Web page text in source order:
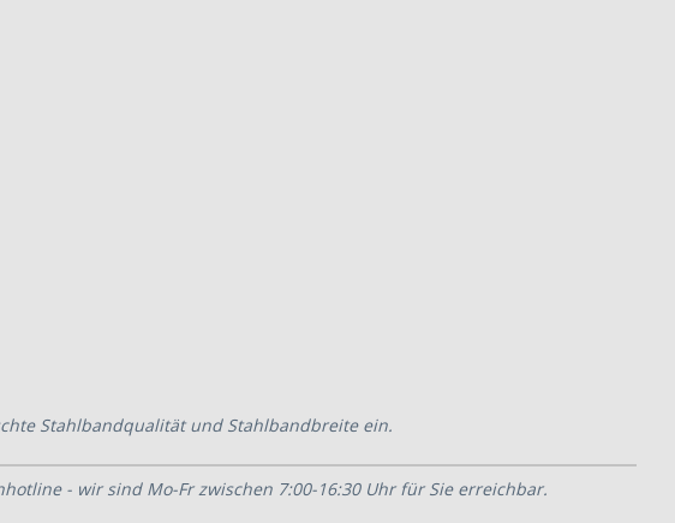
Stahlbandqualität und Stahlbandbreite ein.
- wir sind Mo-Fr zwischen 7:00-16:30 Uhr für Sie erreichbar.